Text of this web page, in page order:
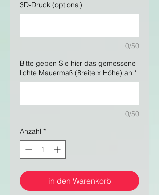
3D-Druck (optional)
0/50
Bitte geben Sie hier das gemessene
lichte Mauermaß (Breite x Höhe) an *
0/50
Anzahl *
in den Warenkorb